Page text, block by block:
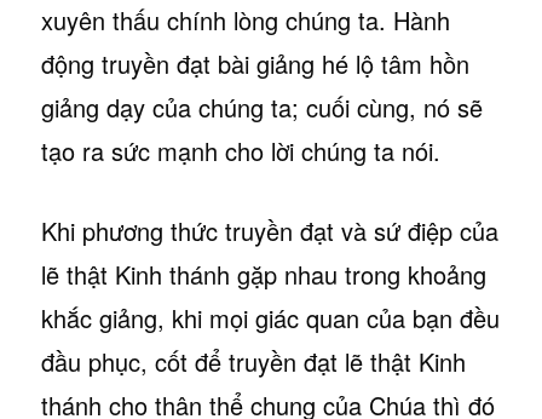
xuyên thấu chính lòng chúng ta. Hành
động truyền đạt bài giảng hé lộ tâm hồn
giảng dạy của chúng ta; cuối cùng, nó sẽ
tạo ra sức mạnh cho lời chúng ta nói.
Khi phương thức truyền đạt và sứ điệp của
lẽ thật Kinh thánh gặp nhau trong khoảng
khắc giảng, khi mọi giác quan của bạn đều
đầu phục, cốt để truyền đạt lẽ thật Kinh
thánh cho thân thể chung của Chúa thì đó